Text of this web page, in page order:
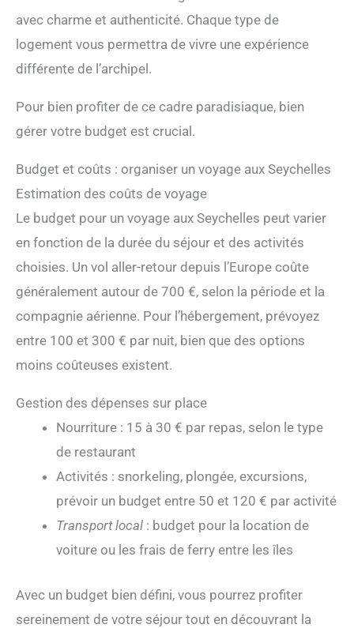
avec charme et authenticité. Chaque type de
logement vous permettra de vivre une expérience
différente de l’archipel.
Pour bien profiter de ce cadre paradisiaque, bien
gérer votre budget est crucial.
Budget et coûts : organiser un voyage aux Seychelles
Estimation des coûts de voyage
Le budget pour un voyage aux Seychelles peut varier
en fonction de la durée du séjour et des activités
choisies. Un vol aller-retour depuis l’Europe coûte
généralement autour de 700 €, selon la période et la
compagnie aérienne. Pour l’hébergement, prévoyez
entre 100 et 300 € par nuit, bien que des options
moins coûteuses existent.
Gestion des dépenses sur place
Nourriture : 15 à 30 € par repas, selon le type
de restaurant
Activités : snorkeling, plongée, excursions,
prévoir un budget entre 50 et 120 € par activité
Transport local : budget pour la location de
voiture ou les frais de ferry entre les îles
Avec un budget bien défini, vous pourrez profiter
sereinement de votre séjour tout en découvrant la